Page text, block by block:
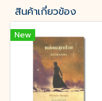
สินค้าเกี่ยวข้อง
New